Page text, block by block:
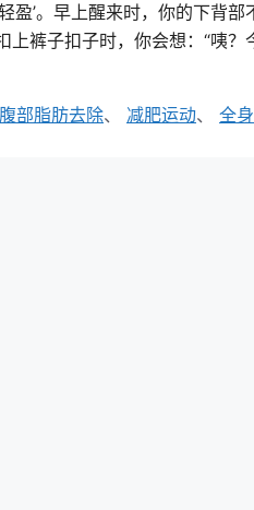
盈’。早上醒来时，你的下背部
裤子扣子时，你会想：“咦？
腹部脂肪去除、 减肥运动、 全